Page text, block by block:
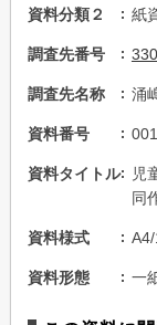
資料分類２ 紙
調査先番号
調査先名称 涌
資料番号
資料タイトル
児
同
資料様式
資料形態 一